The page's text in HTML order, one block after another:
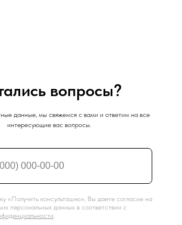
вопросы?
данные, мы свяжемся с вами и ответим на все
интересующие вас вопросы.
«Получить консультацию», Вы даете согласие на
персональных данных в соответствии с